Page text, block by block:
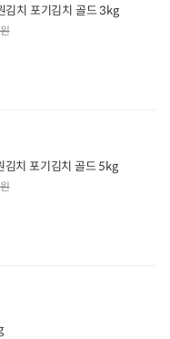
김치 포기김치 골드 3kg
원
김치 포기김치 골드 5kg
원